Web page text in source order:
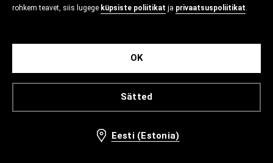
rohkem teavet, siis lugege küpsiste poliitikat ja privaatsuspoliitikat.
Sätted
OK
Eesti (Estonia)